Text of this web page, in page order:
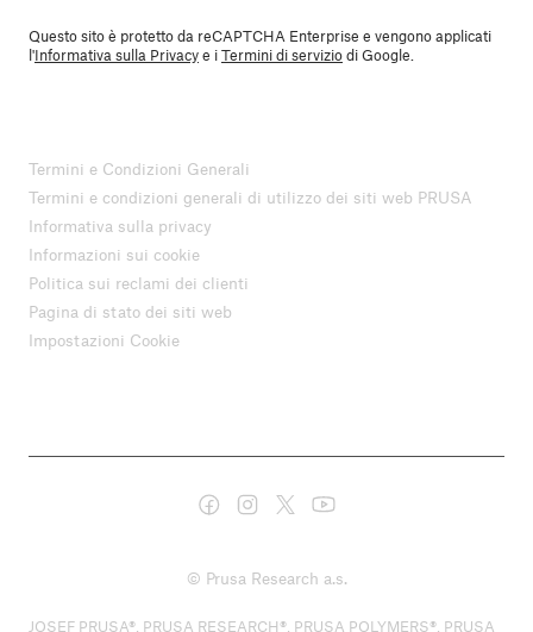
Questo sito è protetto da reCAPTCHA Enterprise e vengono applicati
l'Informativa sulla Privacye iTermini di serviziodi Google.
Termini e Condizioni Generali
Termini e condizioni generali di utilizzo dei siti web PRUSA
Informativa sulla privacy
Informazioni sui cookie
Politica sui reclami dei clienti
Pagina di stato dei siti web
Impostazioni Cookie
© Prusa Research a.s.
JOSEF PRUSA®, PRUSA RESEARCH®, PRUSA POLYMERS®, PRUSA